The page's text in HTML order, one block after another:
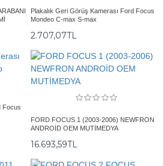
Plakalık Geri Görüş Kamerası Ford Focus
Mondeo C-max S-max
2.707,07TL
Focus
FORD FOCUS 1 (2003-2006) NEWFRON
ANDROİD OEM MUTİMEDYA
16.693,59TL